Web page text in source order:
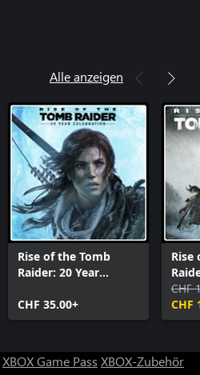
Alle anzeigen
Rise of the Tomb
Raider: 20 Year
CHF 35.00+
Rise
CHF
CHF
XBOX Game Pass XBOX-Zubehör